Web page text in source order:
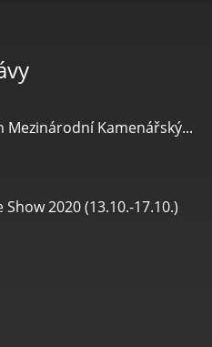
Mezinárodní Kamenářský...
2020 (13.10.-17.10.)